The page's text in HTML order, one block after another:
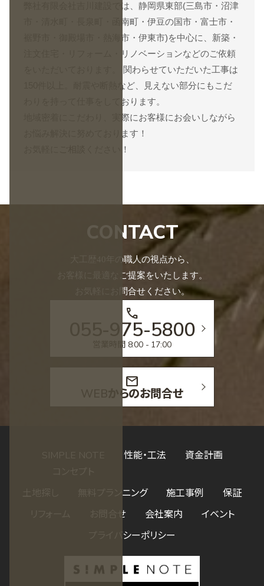
弊社有限会社吉川建設では、静岡県東部(三島市・沼津
市・清水町・長泉町・函南町・伊豆の国市・富士市・
裾野市・御殿場市・熱海市・伊東市)を中心に、新築・
注文住宅・リフォーム・リノベーションなどのご依頼
をいただいております。 関わらせていただいた工事は
150件以上。耐震や断熱など、見えない部分にもこだ
わりを持って仕事をしております。
地域密着にこだわり、実際にお客様にお会いしながら
お悩み解決に努めております！
ください！
CONTACT
大工歴40年の職人の視点から、
お客様に最適なご提案をいたします。
お気軽にお問合せください。
call
055-975-5800
営業時間 8:00 - 17:00
mail
WEBからのお問合せ
性能・工法 資金計画
無料プランニング 施工事例
保証
お問合せ 会社案内
イベント
プライバシーポリシー